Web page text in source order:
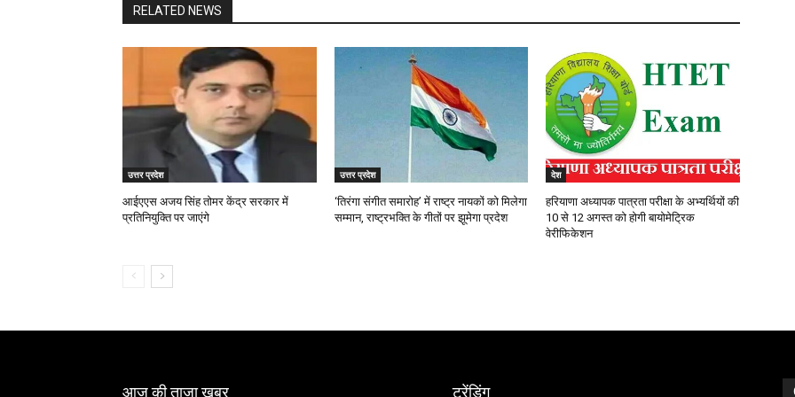
RELATED NEWS
उत्तर प्रदेश
आईएएस अजय सिंह तोमर केंद्र सरकार में
प्रतिनियुक्ति पर जाएंगे
उत्तर प्रदेश
‘तिरंगा संगीत समारोह’ में राष्ट्र नायकों को मिलेगा
सम्मान, राष्ट्रभक्ति के गीतों पर झूमेगा प्रदेश
देश
हरियाणा अध्यापक पात्रता परीक्षा के अभ्यर्थियों की
10 से 12 अगस्त को होगी बायोमेट्रिक
वेरीफिकेशन
आज की ताजा खबर ट्रेंडिंग